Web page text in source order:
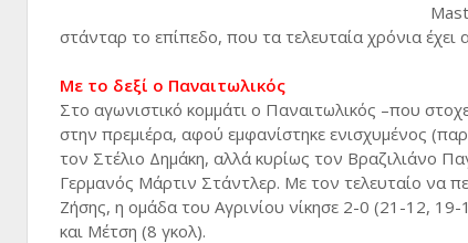
στάνταρ το επίπεδο, που τα τελευταία χρόνια έχει
Με το δεξί ο Παναιτωλικός
Στο αγωνιστικό κομμάτι ο Παναιτωλικός –που
στην πρεμιέρα, αφού εμφανίστηκε ενισχυμένος
τον Στέλιο Δημάκη, αλλά κυρίως τον Βραζιλιάνο
Γερμανός Μάρτιν Στάντλερ. Με τον τελευταίο να
Ζήσης, η ομάδα του Αγρινίου νίκησε 2-0 (21-12,
και Μέτση (8 γκολ).